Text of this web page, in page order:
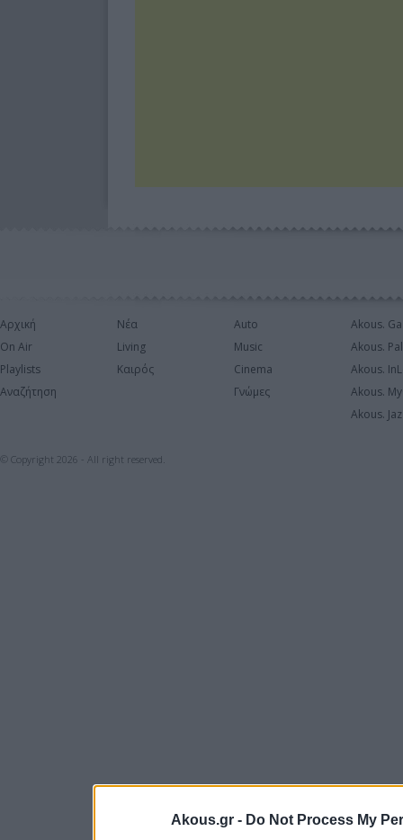
Akous.gr - Do Not Process My
Αρχική
On Air
Playlists
Αναζήτηση
Νέα
Living
Καιρός
Auto
Music
Cinema
Γνώμες
Akous.
Akous.
Akous.
Akous.
Akous.
© Copyright 2026 - All right reserved.